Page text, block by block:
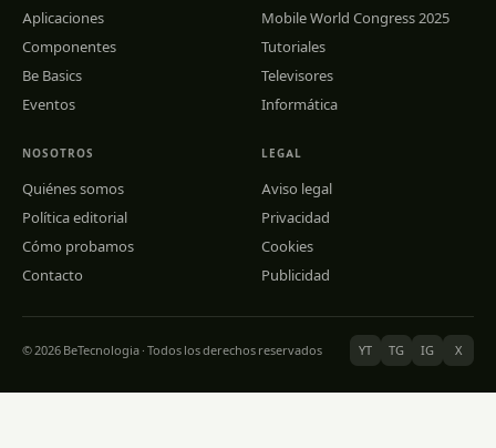
Aplicaciones
Componentes
Be Basics
Eventos
Mobile World Congress 2025
Tutoriales
Televisores
Informática
NOSOTROS
Quiénes somos
Política editorial
Cómo probamos
Contacto
LEGAL
Aviso legal
Privacidad
Cookies
Publicidad
© 2026 BeTecnologia · Todos los derechos reservados YT TG IG X